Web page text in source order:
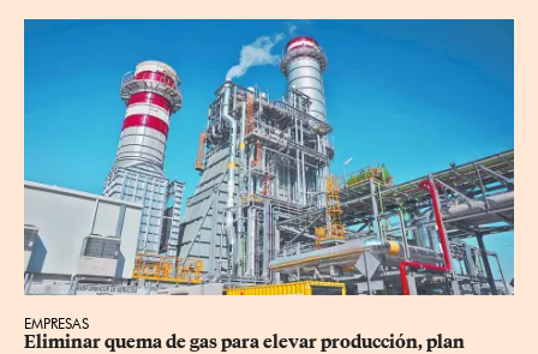
EMPRESAS
Eliminar quema de gas para elevar producción, plan